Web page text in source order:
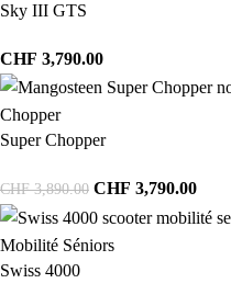
Sky III GTS
CHF 3,790.00
Chopper
Super Chopper
CHF3,890.00 CHF 3,790.00
Mobilité Séniors
Swiss 4000